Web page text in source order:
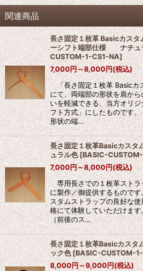
関連商品
長さ固定１枚革 Basicカスタ
ーシフト端部仕様 ナチュ
CUSTOM-1-CS1-NA]
7,000円～8,000円(税込)
「長さ固定１枚革 Basicカ
にて、両端部の形状を肩か
いを軽減できる、当方オリ
フト方式」にしたものです
形状の端…
長さ固定１枚革Basicカス
ュラル色[BASIC-
7,000円～8,000円(税込)
専用長さでの１枚革ストラ
に製作／御提供するもので
スタムストラップの良好な
格にて体験していただけま
（前後のス…
長さ固定１枚革Basicカス
ック色[BASIC-CUSTOM-
8,000円～9,000円(税込)